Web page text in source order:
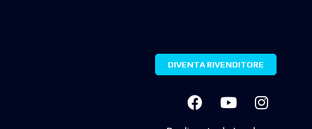
DIVENTA RIVENDITORE